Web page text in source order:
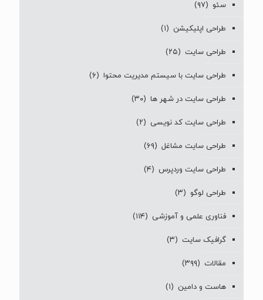
سئو (۹۷)
طراحی اپلیکیشن (۱)
طراحی سایت (۲۵)
طراحی سایت با سیستم مدیریت محتوا (۶)
طراحی سایت در شهر ها (۳۰)
طراحی سایت کد نویسی (۲)
طراحی سایت مشاغل (۶۹)
طراحی سایت وردپرس (۴)
طراحی لوگو (۳)
فناوری علمی و آموزشی (۱۱۴)
گرافیک سایت (۳)
مقالات (۳۹۹)
هاست و دامین (۱)